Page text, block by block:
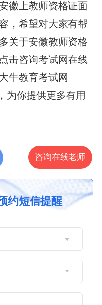
徽上教师资格证面
，希望对大家有帮
关于安徽教师资格
击咨询考试网在线
牛教育考试网
为你提供更多有用
咨询在线老师
约短信提醒